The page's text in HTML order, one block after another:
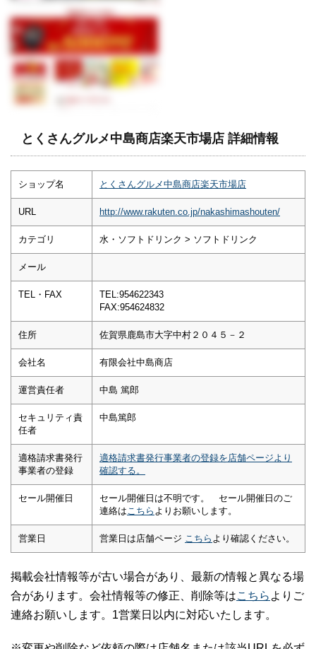
とくさんグルメ中島商店楽天市場店 詳細情報
ショップ名 とくさんグルメ中島商店楽天市場店
URL http://www.rakuten.co.jp/nakashimashouten/
カテゴリ 水・ソフトドリンク > ソフトドリンク
メール
TEL・FAX
TEL:954622343
FAX:954624832
住所 佐賀県鹿島市大字中村２０４５－２
会社名 有限会社中島商店
運営責任者 中島 篤郎
セキュリティ責
任者
中島篤郎
適格請求書発行
事業者の登録
適格請求書発行事業者の登録を店舗ページより
確認する。
セール開催日
セール開催日は不明です。 セール開催日のご
連絡は こちら よりお願いします。
営業日 営業日は店舗ページ こちら より確認ください。
掲載会社情報等が古い場合があり、最新の情報と異なる場
合があります。会社情報等の修正、削除等はこちら よりご
連絡お願いします。1営業日以内に対応いたします。